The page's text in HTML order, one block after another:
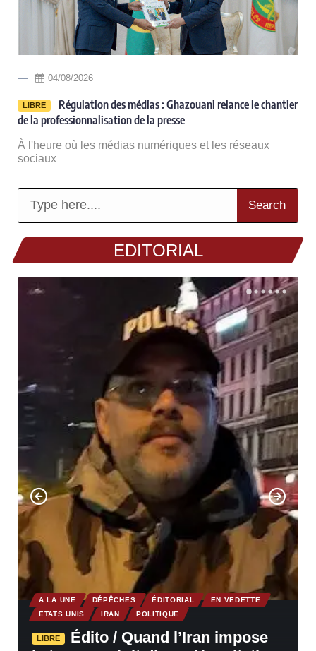
04/08/2026
LIBRE
Régulation des médias : Ghazouani relance le chantier
de la professionnalisation de la presse
À l'heure où les médias numériques et les réseaux
sociaux
Search
EDITORIAL
A LA UNE DÉPÊCHES ÉDITORIAL
EN VEDETTE
ETATS UNIS
IRAN POLITIQUE
LIBRE
Édito / Quand l’Iran impose